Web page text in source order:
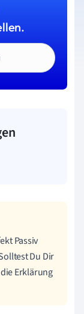
Passiv
Du Dir
Erklärung